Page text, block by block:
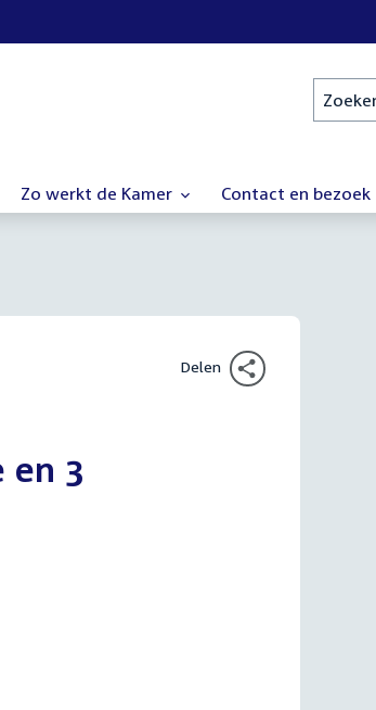
Zoeken
Zo werkt de Kamer Contact en bezoek
Delen
en 3